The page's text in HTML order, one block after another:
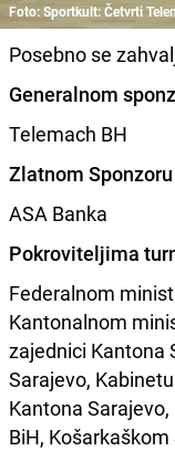
Foto: Sportkult: Četvrti
Posebno se
Generalnom
Telemach BH
Zlatnom Sponzoru
ASA Banka
Pokroviteljima
Federalnom
Kantonalnom
zajednici Kantona
Sarajevo,
Kantona
BiH,